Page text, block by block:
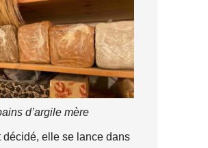
d’argile mère
décidé, elle se lance dans